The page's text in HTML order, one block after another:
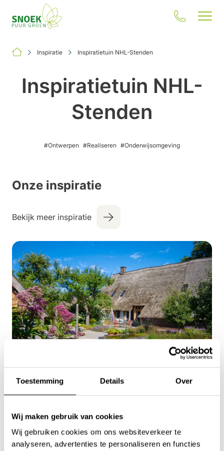
Toestemming Details Over
Wij maken gebruik van cookies
Wij gebruiken cookies om ons websiteverkeer te
analyseren, advertenties te personaliseren en functies
Onze impact
Inspiratie Inspiratietuin NHL-Stenden
Inspiratietuin NHL-
Stenden
#Ontwerpen #Realiseren #Onderwijsomgeving
Onze inspiratie
Bekijk meer inspiratie
Levende boerderijtuin in